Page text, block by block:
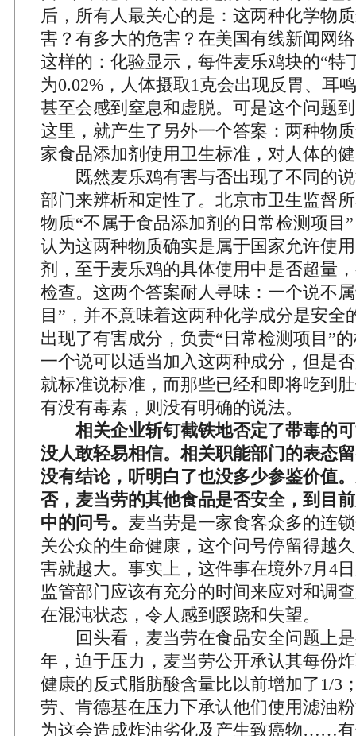
后，所有人最关心的是：这两种化学物
害？有多大的危害？在美国有线新闻网
这样的：化验显示，每件麦乐鸡块的“特
为0.02%，人体摄取1克会出现反胃、耳
甚至会感到窒息和虚脱。可是这个问题
这里，就产生了另外一个答案：两种物
家食品添加剂使用卫生标准，对人体的
既然麦乐鸡有害与否出现了不同的说
部门来辨析和定性了。北京市卫生监督
物质“不属于食品添加剂的日常检测项目
认为这两种物质确实是属于国家允许使
剂，至于麦乐鸡的具体使用中是否超量
检查。这两个答案耐人寻味：一个说不
目”，并不意味着这两种化学成分是安全
出现了有害成分，负责“日常检测项目”
一个说可以适当加入这两种成分，但是
就标准说标准，而那些已经和即将吃到
有没有毒素，则没有明确的说法。
相关企业斩钉截铁地否定了带毒的
没人敢轻易相信。相关职能部门的表态
没有结论，听明白了也没多少参鉴价值
否，麦当劳的其他食品是否安全，到目
中的问号。 麦当劳是一家食客众多的连
关公众的生命健康，这个问号停留得越
害就越大。事实上，这件事在境外7月4
监管部门应该有充分的时间来应对和调
在混沌状态，令人感到蹊跷和失望。
回头看，麦当劳在食品安全问题上是
年，迫于压力，麦当劳公开承认其每份
健康的反式脂肪酸含量比以前增加了1/3
劳、肯德基在压力下承认他们使用滤油
为这会造成炸油劣化及产生致癌物……